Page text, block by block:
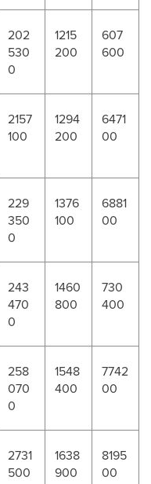
202
530
0
1215
200
607
600
2157
100
1294
200
6471
00
229
350
0
1376
100
6881
00
243
470
0
1460
800
730
400
258
070
0
1548
400
7742
00
2731
500
1638
900
8195
00